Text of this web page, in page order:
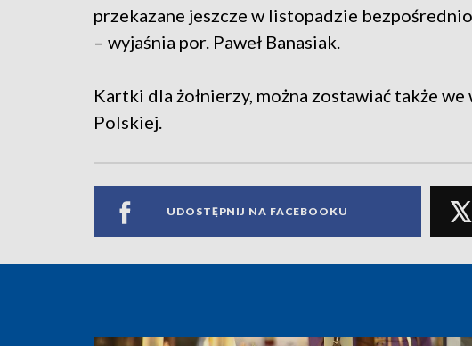
przekazane jeszcze w listopadzie
– wyjaśnia por. Paweł Banasiak.
Kartki dla żołnierzy, można zostawiać także
Polskiej.
UDOSTĘPNIJ NA FACEBOOKU